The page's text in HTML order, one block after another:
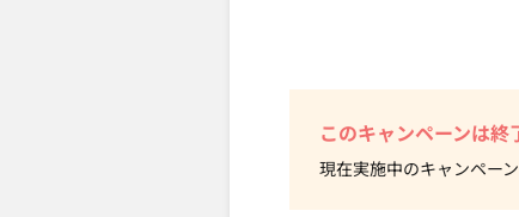
このキャンペーンは終
現在実施中のキャンペー